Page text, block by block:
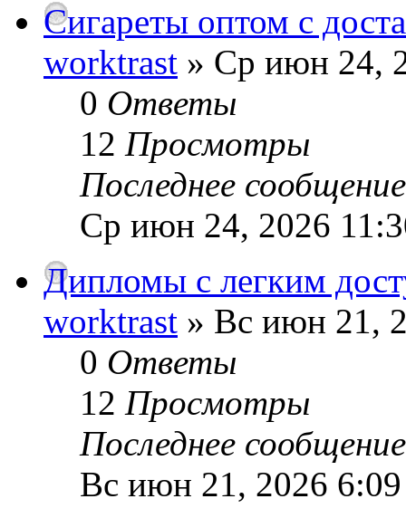
Сигареты оптом с
worktrast » Ср июн 24,
0 Ответы
12 Просмотры
Последнее
Ср июн 24, 2026
Дипломы с легким
worktrast » Вс июн 21,
0 Ответы
12 Просмотры
Последнее
Вс июн 21, 2026